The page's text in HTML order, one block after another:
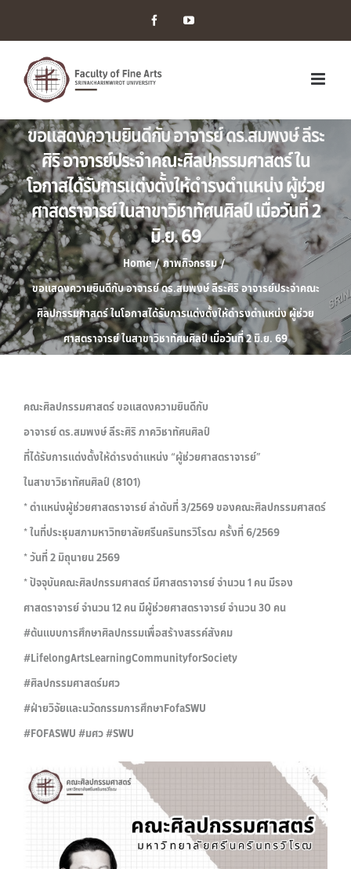
FacebookYouTube
ขอแสดงความยินดีกับ อาจารย์ ดร.สมพงษ์ ลีระ
ศิริ อาจารย์ประจำคณะศิลปกรรมศาสตร์ ใน
โอกาสได้รับการแต่งตั้งให้ดำรงตำแหน่ง ผู้ช่วย
ศาสตราจารย์ ในสาขาวิชาทัศนศิลป์ เมื่อวันที่ 2
มิ.ย. 69
Home / ภาพกิจกรรม /
ขอแสดงความยินดีกับ อาจารย์ ดร.สมพงษ์ ลีระศิริ อาจารย์ประจำคณะ
ศิลปกรรมศาสตร์ ในโอกาสได้รับการแต่งตั้งให้ดำรงตำแหน่ง ผู้ช่วย
ศาสตราจารย์ ในสาขาวิชาทัศนศิลป์ เมื่อวันที่ 2 มิ.ย. 69
คณะศิลปกรรมศาสตร์ ขอแสดงความยินดีกับ
อาจารย์ ดร.สมพงษ์ ลีระศิริ ภาควิชาทัศนศิลป์
ที่ได้รับการแต่งตั้งให้ดำรงตำแหน่ง “ผู้ช่วยศาสตราจารย์”
ในสาขาวิชาทัศนศิลป์ (8101)
* ตำแหน่งผู้ช่วยศาสตราจารย์ ลำดับที่ 3/2569 ของคณะศิลปกรรมศาสตร์
* ในที่ประชุมสภามหาวิทยาลัยศรีนครินทรวิโรฒ ครั้งที่ 6/2569
* วันที่ 2 มิถุนายน 2569
* ปัจจุบันคณะศิลปกรรมศาสตร์ มีศาสตราจารย์ จำนวน 1 คน มีรอง
ศาสตราจารย์ จำนวน 12 คน มีผู้ช่วยศาสตราจารย์ จำนวน 30 คน
#ต้นแบบการศึกษาศิลปกรรมเพื่อสร้างสรรค์สังคม
#LifelongArtsLearningCommunityforSociety
#ศิลปกรรมศาสตร์มศว
#ฝ่ายวิจัยและนวัตกรรมการศึกษาFofaSWU
#FOFASWU #มศว #SWU